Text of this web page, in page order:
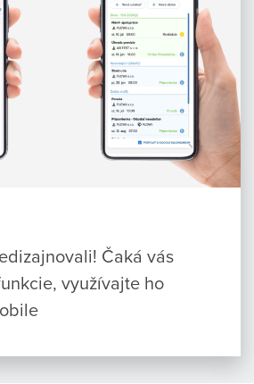
Čaká vás
využívajte ho